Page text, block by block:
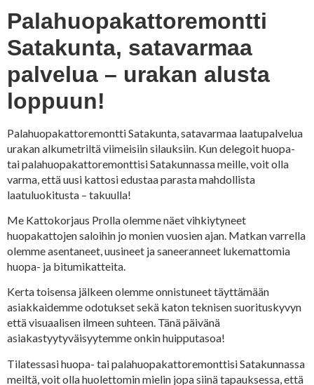
Palahuopakattoremontti
Satakunta, satavarmaa
palvelua – urakan alusta
loppuun!
Palahuopakattoremontti Satakunta, satavarmaa laatupalvelua
urakan alkumetriltä viimeisiin silauksiin. Kun delegoit huopa-
tai palahuopakattoremonttisi Satakunnassa meille, voit olla
varma, että uusi kattosi edustaa parasta mahdollista
laatuluokitusta – takuulla!
Me Kattokorjaus Prolla olemme näet vihkiytyneet
huopakattojen saloihin jo monien vuosien ajan. Matkan varrella
olemme asentaneet, uusineet ja saneeranneet lukemattomia
huopa- ja bitumikatteita.
Kerta toisensa jälkeen olemme onnistuneet täyttämään
asiakkaidemme odotukset sekä katon teknisen suorituskyvyn
että visuaalisen ilmeen suhteen. Tänä päivänä
asiakastyytyväisyytemme onkin huipputasoa!
Tilatessasi huopa- tai palahuopakattoremonttisi Satakunnassa
meiltä, voit olla huolettomin mielin jopa siinä tapauksessa, että